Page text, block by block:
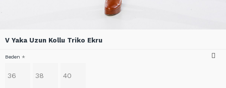
V Yaka Uzun Kollu Triko Ekru
Beden
36 38 40